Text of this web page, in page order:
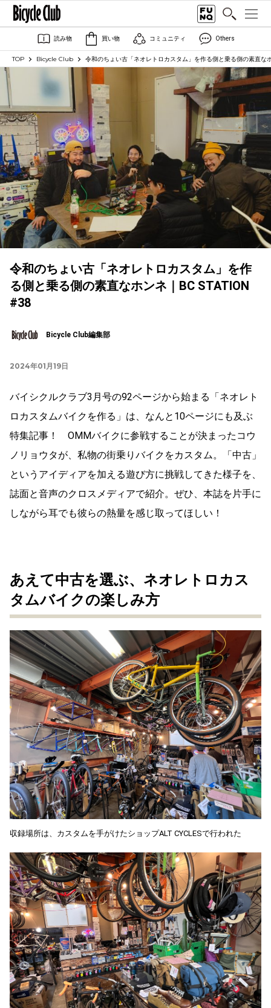
読み物 買い物 コミュニティ Others
TOP Bicycle Club 令和のちょい古「ネオレトロカスタム」を作る側と乗る側の素直な
令和のちょい古「ネオレトロカスタム」を作
る側と乗る側の素直なホンネ｜BC STATION
#38
Bicycle Club編集部
2024年01月19日
バイシクルクラブ3月号の92ページから始まる「ネオレト
ロカスタムバイクを作る」は、なんと10ページにも及ぶ
特集記事！ OMMバイクに参戦することが決まったコウ
ノリョウタが、私物の街乗りバイクをカスタム。「中古」
というアイディアを加える遊び方に挑戦してきた様子を、
誌面と音声のクロスメディアで紹介。ぜひ、本誌を片手に
しながら耳でも彼らの熱量を感じ取ってほしい！
あえて中古を選ぶ、ネオレトロカス
タムバイクの楽しみ方
収録場所は、カスタムを手がけたショップALT CYCLESで行われた